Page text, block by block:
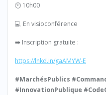
🕙 10h00
💻 En visioconférence
➡️ Inscription gratuite :
https://lnkd.in/gaAMYW-E
#MarchésPublics
#InnovationPublique